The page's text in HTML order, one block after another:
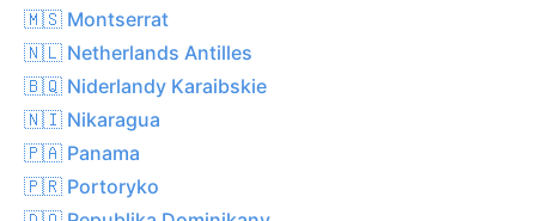
🇲🇸 Montserrat
🇳🇱 Netherlands Antilles
🇧🇶 Niderlandy Karaibskie
🇳🇮 Nikaragua
🇵🇦 Panama
🇵🇷 Portoryko